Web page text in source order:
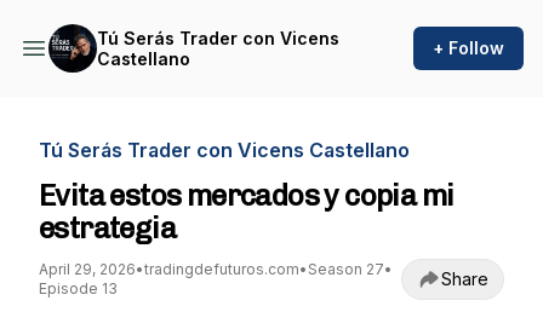
Tú Serás Trader con Vicens
Castellano
+ Follow
Tú Serás Trader con Vicens Castellano
Evita estos mercados y copia mi
estrategia
April 29, 2026•tradingdefuturos.com• Season 27•
Episode 13
Share